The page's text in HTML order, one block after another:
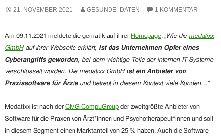
21. NOVEMBER 2021 GESUNDE_DATEN 1 KOMMENTAR
Am 09.11.2021 meldete die gematik auf ihrer Homepage: „Wie die medatixx
GmbHauf ihrer Webseite erklärt, ist das Unternehmen Opfer eines
Cyberangriffs geworden, bei dem wichtige Teile der internen IT-Systeme
verschlüsselt wurden. Die medatixx GmbH ist ein Anbietervon
Praxissoftware für Ärzteund betreut in diesem Kontext viele Kunden…“
Medatixx ist nach der CMG CompuGroup der zweitgrößte Anbieter von
Software für die Praxen von Ärzt*innen und Psychotherapeut*innen und soll
in diesem Segment einen Marktanteil von 25 % haben. Auch die Software